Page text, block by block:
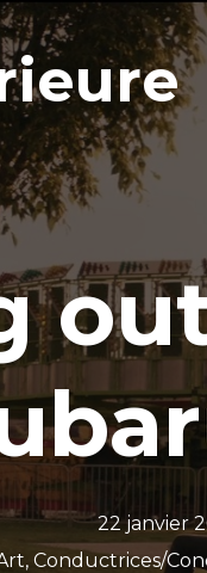
22 janvier
, Conductrices/